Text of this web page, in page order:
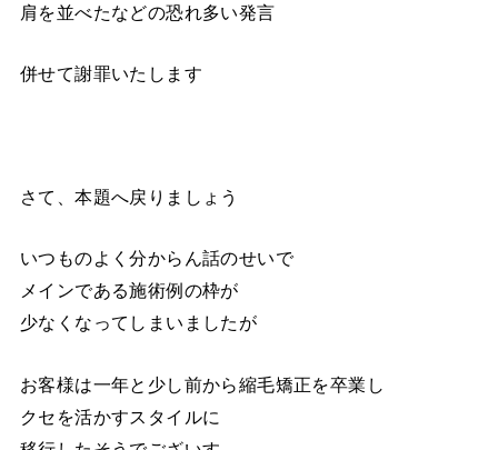
肩を並べたなどの恐れ多い発言
併せて謝罪いたします
さて、本題へ戻りましょう
いつものよく分からん話のせいで
メインである施術例の枠が
少なくなってしまいましたが
お客様は一年と少し前から縮毛矯正を卒業し
クセを活かすスタイルに